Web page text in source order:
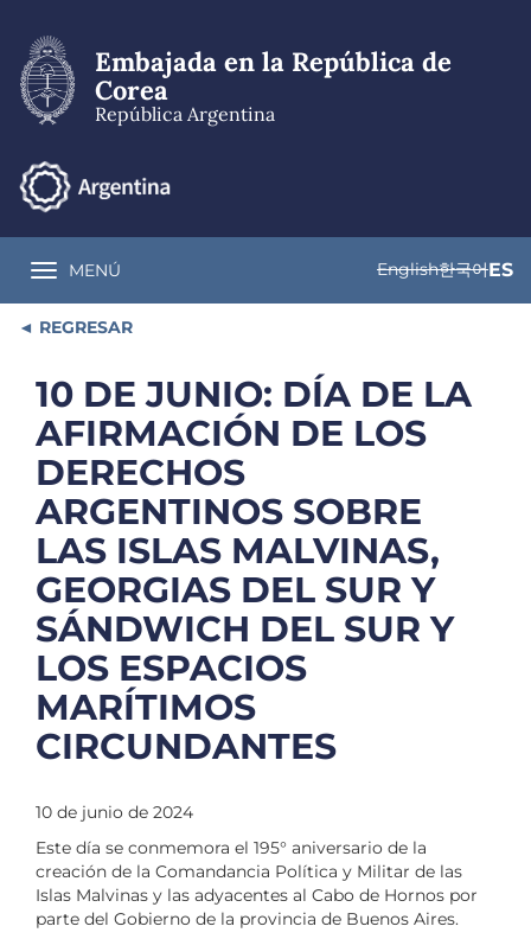
contenido
principal
Embajada en la República de
Corea
República Argentina
Toggle navigation
MENÚ English한국어ES
REGRESAR
10 DE JUNIO: DÍA DE LA
AFIRMACIÓN DE LOS
DERECHOS
ARGENTINOS SOBRE
LAS ISLAS MALVINAS,
GEORGIAS DEL SUR Y
SÁNDWICH DEL SUR Y
LOS ESPACIOS
MARÍTIMOS
CIRCUNDANTES
10 de junio de 2024
Este día se conmemora el 195° aniversario de la
creación de la Comandancia Política y Militar de las
Islas Malvinas y las adyacentes al Cabo de Hornos por
parte del Gobierno de la provincia de Buenos Aires.